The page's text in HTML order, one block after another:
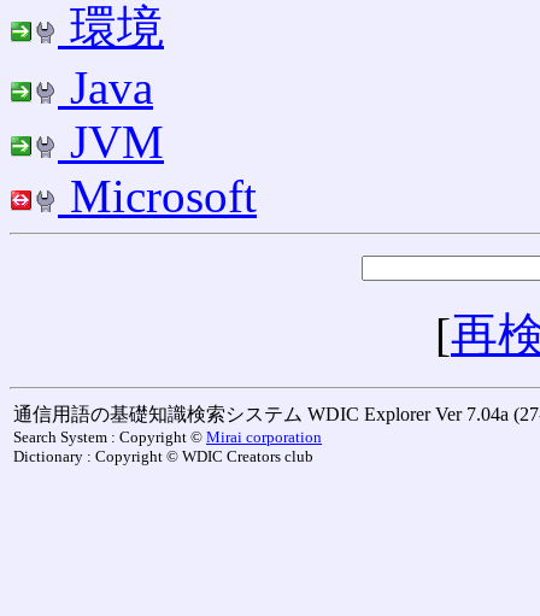
環境
Java
JVM
Microsoft
[再
通信用語の基礎知識検索システム WDIC Explorer Ver 7.04a
Search System : Copyright © Mirai corporation
Dictionary : Copyright © WDIC Creators club